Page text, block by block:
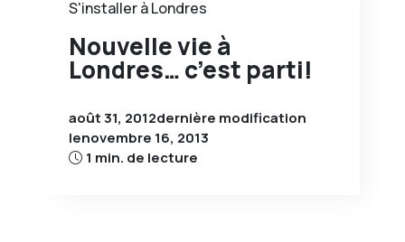
S'installer à Londres
Nouvelle vie à
Londres… c’est parti!
août 31, 2012dernière modification
lenovembre 16, 2013
1 min. de lecture